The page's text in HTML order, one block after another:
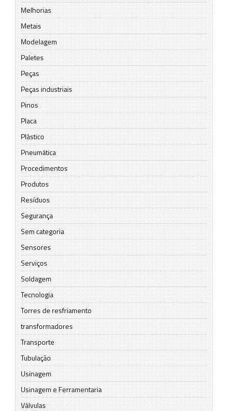
Melhorias
Metais
Modelagem
Paletes
Peças
Peças industriais
Pinos
Placa
Plástico
Pneumática
Procedimentos
Produtos
Resíduos
Segurança
Sem categoria
Sensores
Serviços
Soldagem
Tecnologia
Torres de resfriamento
transformadores
Transporte
Tubulação
Usinagem
Usinagem e Ferramentaria
Válvulas